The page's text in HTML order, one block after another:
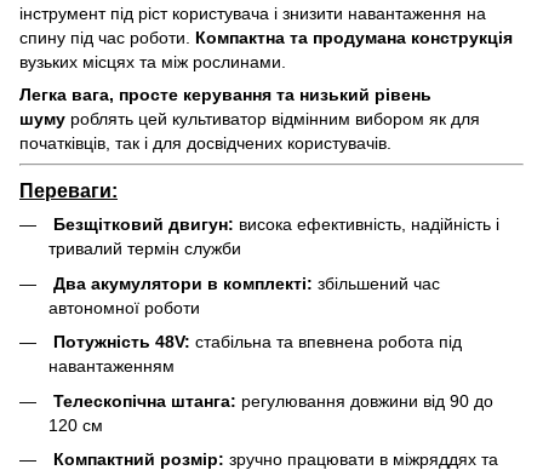
інструмент під ріст користувача і знизити навантаження на
спину під час роботи. Компактна та продумана конструкція
вузьких місцях та між рослинами.
Легка вага, просте керування та низький рівень
шуму роблять цей культиватор відмінним вибором як для
початківців, так і для досвідчених користувачів.
Переваги:
Безщітковий двигун: висока ефективність, надійність і
тривалий термін служби
Два акумулятори в комплекті: збільшений час
автономної роботи
Потужність 48V: стабільна та впевнена робота під
навантаженням
Телескопічна штанга: регулювання довжини від 90 до
120 см
Компактний розмір: зручно працювати в міжряддях та